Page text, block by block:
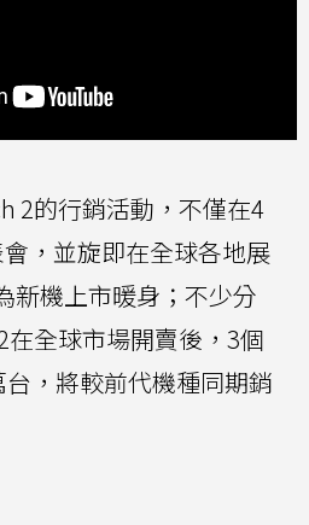
2的行銷活動，不僅在4
，並旋即在全球各地展
新機上市暖身；不少分
全球市場開賣後，3個
，將較前代機種同期銷